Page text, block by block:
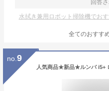
回答
水拭き兼用ロボット掃除機でおす
全てのおすす
no. 9